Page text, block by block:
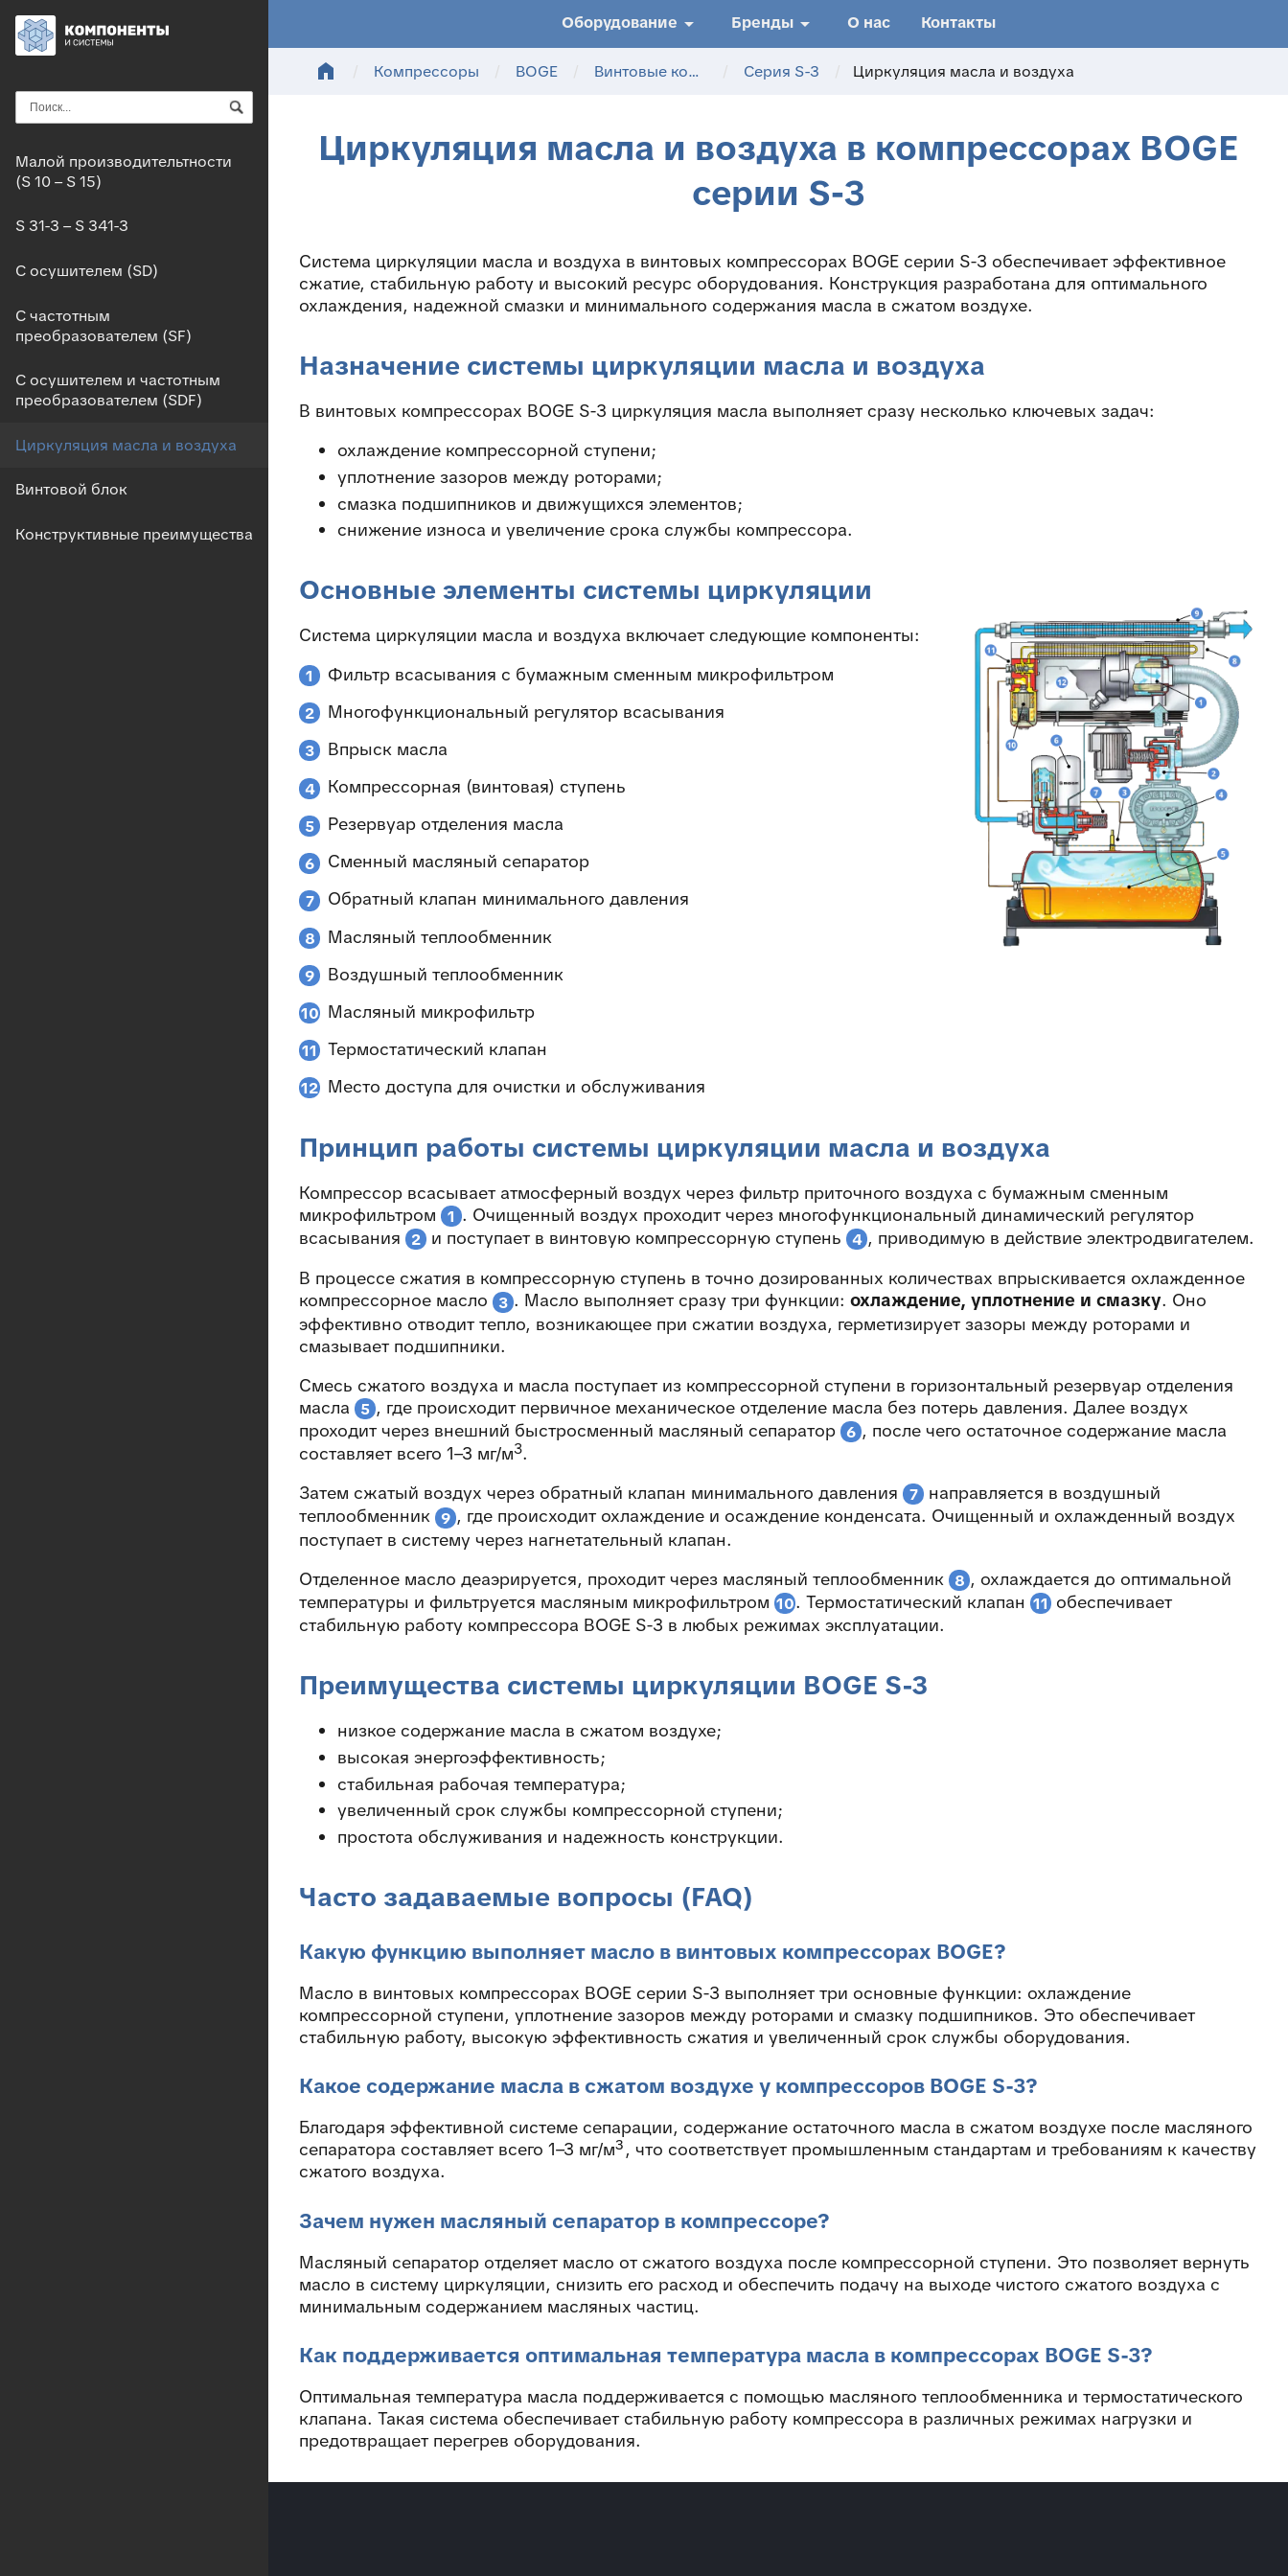
Малой производительтности
(S 10 – S 15)
S 31-3 – S 341-3
С осушителем (SD)
С частотным
преобразователем (SF)
С осушителем и частотным
преобразователем (SDF)
Циркуляция масла и воздуха
Винтовой блок
Конструктивные преимущества
Оборудование arrow_drop_down Брендыarrow_drop_down О нас Контакты
home / Компрессоры / BOGE / Винтовые компрессоры / Серия S-3 / Циркуляция масла и воздуха
Циркуляция масла и воздуха в компрессорах BOGE
серии S-3
Система циркуляции масла и воздуха в винтовых компрессорах BOGE серии S-3 обеспечивает эффективное
сжатие, стабильную работу и высокий ресурс оборудования. Конструкция разработана для оптимального
охлаждения, надежной смазки и минимального содержания масла в сжатом воздухе.
Назначение системы циркуляции масла и воздуха
В винтовых компрессорах BOGE S-3 циркуляция масла выполняет сразу несколько ключевых задач:
охлаждение компрессорной ступени;
уплотнение зазоров между роторами;
смазка подшипников и движущихся элементов;
снижение износа и увеличение срока службы компрессора.
Основные элементы системы циркуляции
Система циркуляции масла и воздуха включает следующие компоненты:
1 Фильтр всасывания с бумажным сменным микрофильтром
2 Многофункциональный регулятор всасывания
3 Впрыск масла
4 Компрессорная (винтовая) ступень
5 Резервуар отделения масла
6 Сменный масляный сепаратор
7 Обратный клапан минимального давления
8 Масляный теплообменник
9 Воздушный теплообменник
10 Масляный микрофильтр
11 Термостатический клапан
12 Место доступа для очистки и обслуживания
Принцип работы системы циркуляции масла и воздуха
Компрессор всасывает атмосферный воздух через фильтр приточного воздуха с бумажным сменным
микрофильтром
1 . Очищенный воздух проходит через многофункциональный динамический регулятор
всасывания
2 и поступает в винтовую компрессорную ступень 4 , приводимую в действие электродвигателем.
В процессе сжатия в компрессорную ступень в точно дозированных количествах впрыскивается охлажденное
компрессорное масло
3 . Масло выполняет сразу три функции: охлаждение, уплотнение и смазку. Оно
эффективно отводит тепло, возникающее при сжатии воздуха, герметизирует зазоры между роторами и
смазывает подшипники.
Смесь сжатого воздуха и масла поступает из компрессорной ступени в горизонтальный резервуар отделения
масла
5 , где происходит первичное механическое отделение масла без потерь давления. Далее воздух
проходит через внешний быстросменный масляный сепаратор 6 , после чего остаточное содержание масла
составляет всего 1–3 мг/м3.
Затем сжатый воздух через обратный клапан минимального давления
7 направляется в воздушный
теплообменник 9 , где происходит охлаждение и осаждение конденсата. Очищенный и охлажденный воздух
поступает в систему через нагнетательный клапан.
Отделенное масло деаэрируется, проходит через масляный теплообменник 8 , охлаждается до оптимальной
температуры и фильтруется масляным микрофильтром 10. Термостатический клапан 11 обеспечивает
стабильную работу компрессора BOGE S-3 в любых режимах эксплуатации.
Преимущества системы циркуляции BOGE S-3
низкое содержание масла в сжатом воздухе;
высокая энергоэффективность;
стабильная рабочая температура;
увеличенный срок службы компрессорной ступени;
простота обслуживания и надежность конструкции.
Часто задаваемые вопросы (FAQ)
Какую функцию выполняет масло в винтовых компрессорах BOGE?
Масло в винтовых компрессорах BOGE серии S-3 выполняет три основные функции: охлаждение
компрессорной ступени, уплотнение зазоров между роторами и смазку подшипников. Это обеспечивает
стабильную работу, высокую эффективность сжатия и увеличенный срок службы оборудования.
Какое содержание масла в сжатом воздухе у компрессоров BOGE S-3?
Благодаря эффективной системе сепарации, содержание остаточного масла в сжатом воздухе после масляного
сепаратора составляет всего 1–3 мг/м³, что соответствует промышленным стандартам и требованиям к качеству
сжатого воздуха.
Зачем нужен масляный сепаратор в компрессоре?
Масляный сепаратор отделяет масло от сжатого воздуха после компрессорной ступени. Это позволяет вернуть
масло в систему циркуляции, снизить его расход и обеспечить подачу на выходе чистого сжатого воздуха с
минимальным содержанием масляных частиц.
Как поддерживается оптимальная температура масла в компрессорах BOGE S-3?
Оптимальная температура масла поддерживается с помощью масляного теплообменника и термостатического
клапана. Такая система обеспечивает стабильную работу компрессора в различных режимах нагрузки и
предотвращает перегрев оборудования.